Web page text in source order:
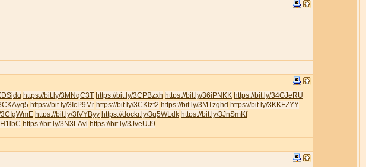
https://bit.ly/3MNqC3T https://bit.ly/3CPBzxh https://bit.ly/36iPNKK https://bit.ly/34GJeRU
https://bit.ly/3IcP9Mr https://bit.ly/3CKIzf2 https://bit.ly/3MTzghd https://bit.ly/3KKFZYY
https://bit.ly/3tVYByy https://dockr.ly/3q5WLdk https://bit.ly/3JnSmKf
https://bit.ly/3N3LAvl https://bit.ly/3JveUJ9